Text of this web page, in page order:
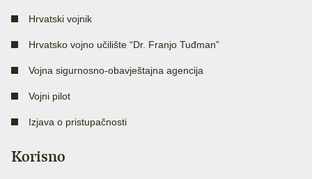
Hrvatski vojnik
Hrvatsko vojno učilište “Dr. Franjo Tuđman”
Vojna sigurnosno-obavještajna agencija
Vojni pilot
Izjava o pristupačnosti
Korisno